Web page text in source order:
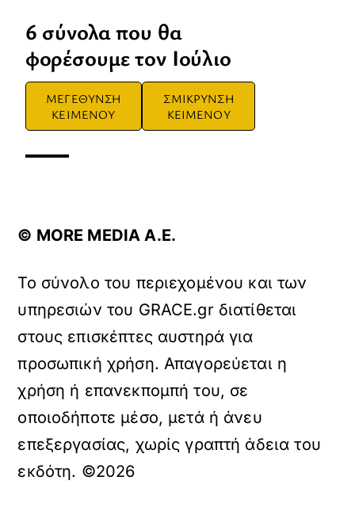
6 σύνολα που θα
φορέσουμε τον Ιούλιο
ΜΕΓΕΘΥΝΣΗ
ΚΕΙΜΕΝΟΥ
ΣΜΙΚΡΥΝΣΗ
ΚΕΙΜΕΝΟΥ
© ΜORE MEDIA Α.Ε.
Το σύνολο του περιεχομένου και των
υπηρεσιών του GRACE.gr διατίθεται
στους επισκέπτες αυστηρά για
προσωπική χρήση. Απαγορεύεται η
χρήση ή επανεκπομπή του, σε
οποιοδήποτε μέσο, μετά ή άνευ
επεξεργασίας, χωρίς γραπτή άδεια του
εκδότη. ©2026